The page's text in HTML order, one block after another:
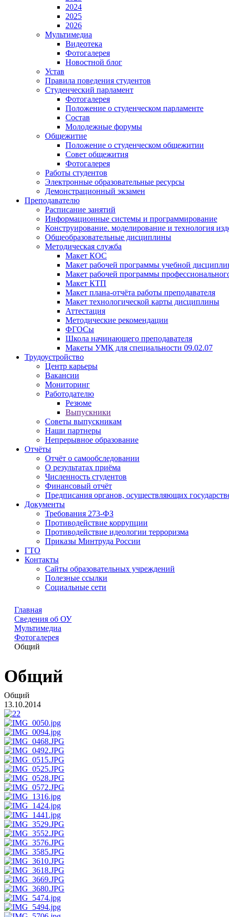
2024
2025
2026
Мультимедиа
Видеотека
Фотогалерея
Новостной блог
Устав
Правила поведения студентов
Студенческий парламент
Фотогалерея
Положение о студенческом парламенте
Состав
Молодежные форумы
Общежитие
Положение о студенческом общежитии
Совет общежития
Фотогалерея
Работы студентов
Электронные образовательные ресурсы
Демонстрационный экзамен
Преподавателю
Расписание занятий
Информационные системы и программирование
Конструирование. моделирование и технология
Общеобразовательные дисциплины
Методическая служба
Макет КОС
Макет рабочей программы учебной
Макет рабочей программы
Макет КТП
Макет плана-отчёта работы преподавателя
Макет технологической карты дисциплины
Аттестация
Методические рекомендации
ФГОСы
Школа начинающего преподавателя
Макеты УМК для специальности 09.02.07
Трудоустройство
Центр карьеры
Вакансии
Мониторинг
Работодателю
Резюме
Выпускники
Советы выпускникам
Наши партнеры
Непрерывное образование
Отчёты
Отчёт о самообследовании
О результатах приёма
Численность студентов
Финансовый отчёт
Предписания органов, осуществляющих
Документы
Требования 273-ФЗ
Противодействие коррупции
Противодействие идеологии терроризма
Приказы Минтруда России
ГТО
Контакты
Сайты образовательных учреждений
Полезные ссылки
Социальные сети
Главная
Сведения об ОУ
Мультимедиа
Фотогалерея
Общий
Общий
Общий
13.10.2014